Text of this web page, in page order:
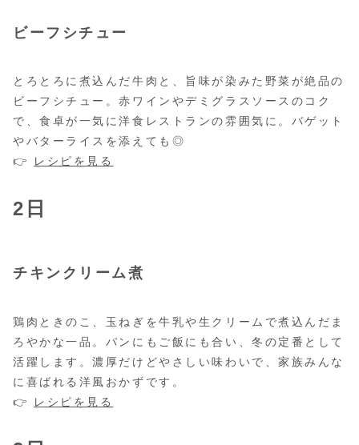
ビーフシチュー
とろとろに煮込んだ牛肉と、旨味が染みた野菜が絶品の
ビーフシチュー。赤ワインやデミグラスソースのコク
で、食卓が一気に洋食レストランの雰囲気に。バゲット
やバターライスを添えても◎
👉
レシピを見る
2日
チキンクリーム煮
鶏肉ときのこ、玉ねぎを牛乳や生クリームで煮込んだま
ろやかな一品。パンにもご飯にも合い、冬の定番として
活躍します。濃厚だけどやさしい味わいで、家族みんな
に喜ばれる洋風おかずです。
👉
レシピを見る